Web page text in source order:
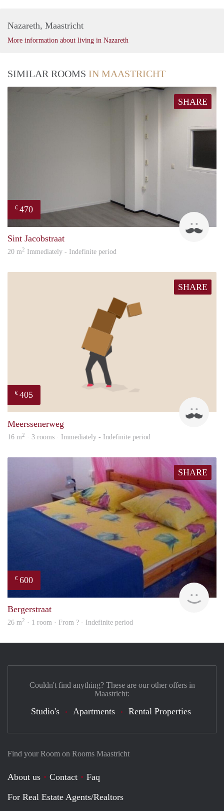
Nazareth, Maastricht
More information about living in Nazareth
SIMILAR ROOMS IN MAASTRICHT
SHARE
€ 470
Sint Jacobstraat
20 m2 Immediately - Indefinite period
SHARE
€ 405
Meerssenerweg
16 m2 · 3 rooms · Immediately - Indefinite period
SHARE
€ 600
Bergerstraat
26 m2 · 1 room · From ? - Indefinite period
Find your Room on Rooms Maastricht
About us Contact
Faq
For Real Estate Agents/Realtors
Couldn't find anything? These are our other offers in
Maastricht:
Studio's Apartments Rental Properties